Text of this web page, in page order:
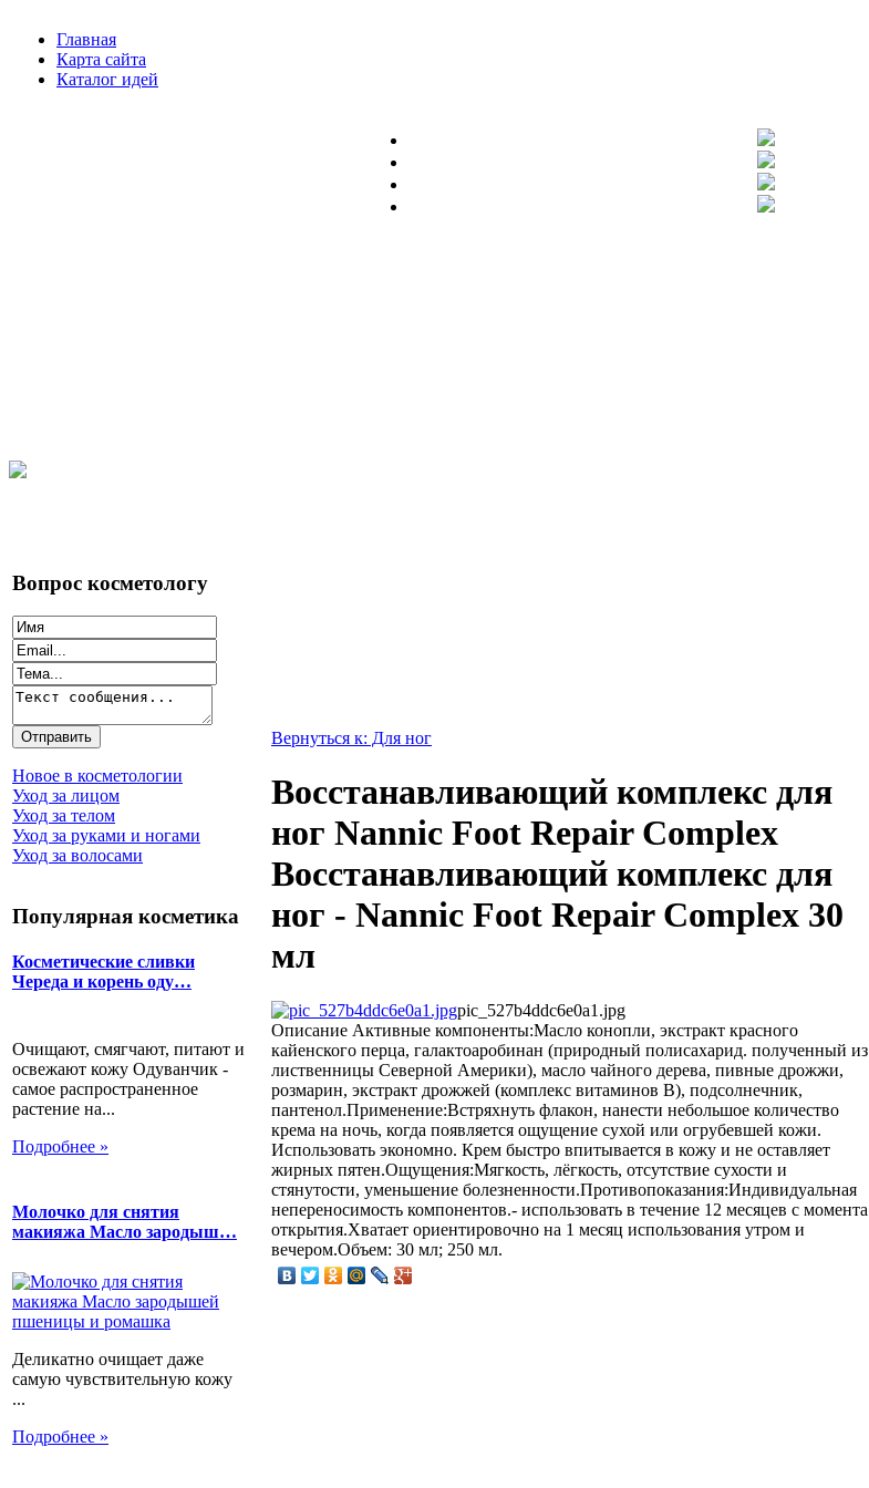
Главная
Карта сайта
Каталог идей
Вопрос косметологу
Новое в косметологии
Уход за лицом
Уход за телом
Уход за руками и ногами
Уход за волосами
Популярная косметика
Косметические сливки
Череда и корень оду…
Очищают, смягчают, питают и
освежают кожу Одуванчик -
самое распространенное
растение на...
Подробнее »
Молочко для снятия
макияжа Масло зародыш…
Деликатно очищает даже
самую чувствительную кожу
...
Подробнее »
Вернуться к: Для ног
Восстанавливающий комплекс для
ног Nannic Foot Repair Complex
Восстанавливающий комплекс для
ног - Nannic Foot Repair Complex 30
мл
pic_527b4ddc6e0a1.jpg
Описание Активные компоненты:Масло конопли, экстракт красного
кайенского перца, галактоаробинан (природный полисахарид. полученный из
лиственницы Северной Америки), масло чайного дерева, пивные дрожжи,
розмарин, экстракт дрожжей (комплекс витаминов В), подсолнечник,
пантенол.Применение:Встряхнуть флакон, нанести небольшое количество
крема на ночь, когда появляется ощущение сухой или огрубевшей кожи.
Использовать экономно. Крем быстро впитывается в кожу и не оставляет
жирных пятен.Ощущения:Мягкость, лёгкость, отсутствие сухости и
стянутости, уменьшение болезненности.Противопоказания:Индивидуальная
непереносимость компонентов.- использовать в течение 12 месяцев с момента
открытия.Хватает ориентировочно на 1 месяц использования утром и
вечером.Объем: 30 мл; 250 мл.